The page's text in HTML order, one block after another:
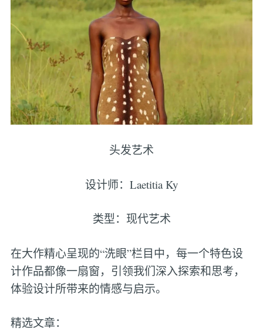
头发艺术
设计师：Laetitia Ky
类型：现代艺术
在大作精心呈现的“洗眼”栏目中，每一个特色设
计作品都像一扇窗，引领我们深入探索和思考，
体验设计所带来的情感与启示。
精选文章：